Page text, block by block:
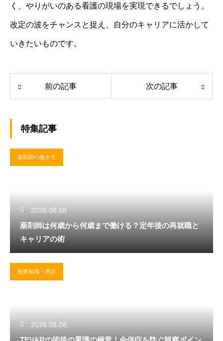
く、やりがいのある看護の現場を実現できるでしょう。
改定の波をチャンスと捉え、自分のキャリアに活かして
いきたいものです。
前の記事 次の記事
特集記事
薬剤師の働き方
2026.08.08
薬剤師は何歳から何歳まで働ける？定年後の再就職と
キャリアの術
医療知識・用語
2026.08.06